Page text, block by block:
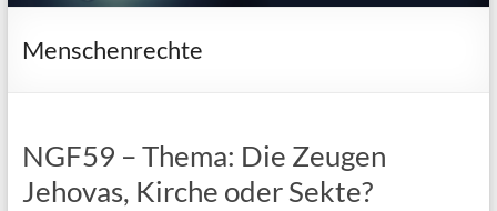
Menschenrechte
NGF59 – Thema: Die Zeugen
Jehovas, Kirche oder Sekte?